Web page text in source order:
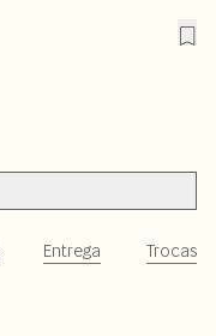
Entrega Trocas